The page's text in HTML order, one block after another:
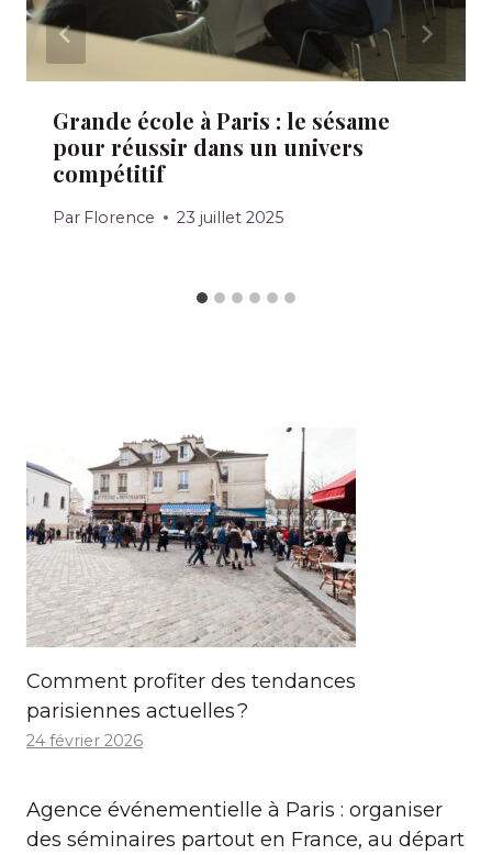
Grande école à Paris : le sésame
pour réussir dans un univers
compétitif
Par Florence 23 juillet 2025
Comment profiter des tendances
parisiennes actuelles ?
24 février 2026
Agence événementielle à Paris : organiser
des séminaires partout en France, au départ